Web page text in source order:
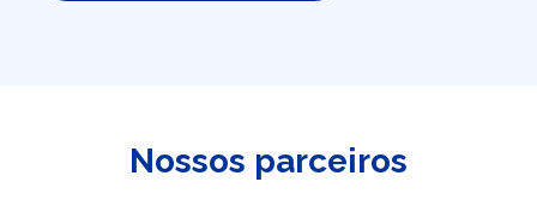
Nossos parceiros